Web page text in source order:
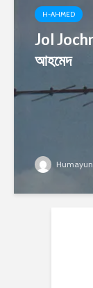
H-AHMED
Jol
আহমেদ